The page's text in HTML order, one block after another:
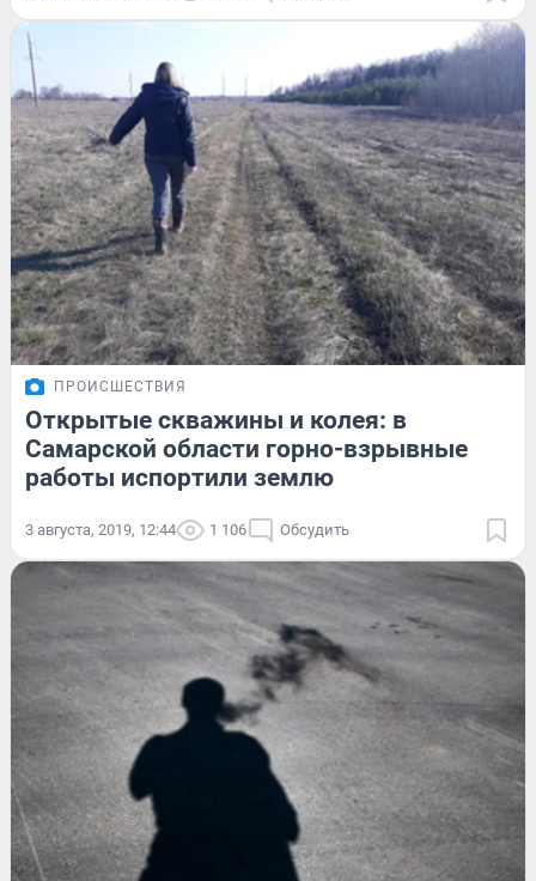
ПРОИСШЕСТВИЯ
Открытые скважины и колея: в
Самарской области горно-взрывные
работы испортили землю
3 августа, 2019, 12:44 1 106 Обсудить